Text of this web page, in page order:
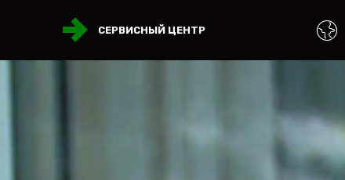
СЕРВИСНЫЙ ЦЕНТР